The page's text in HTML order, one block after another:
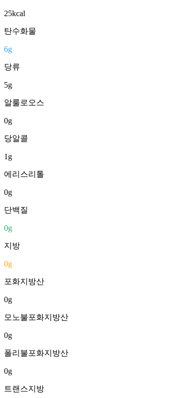
25kcal
탄수화물
6g
당류
5g
알룰로오스
0g
당알콜
1 g
에리스리톨
0g
단백질
0g
지방
0g
포화지방산
0g
모노불포화지방산
0g
폴리불포화지방산
0g
트랜스지방